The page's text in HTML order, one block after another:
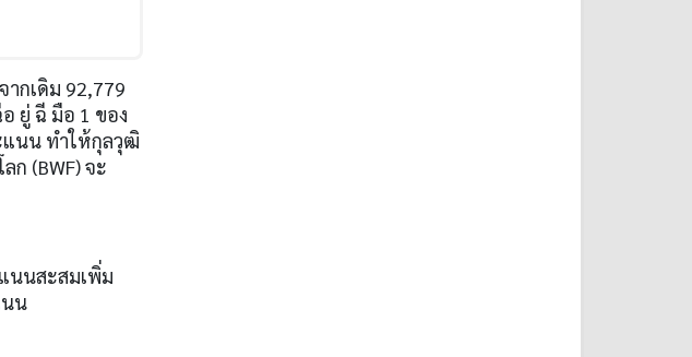
กเดิม 92,779
ยู่ ฉี มือ 1 ของ
แนน ทำให้กุลวุฒิ
ก (BWF)จะ
นนสะสมเพิ่ม
น